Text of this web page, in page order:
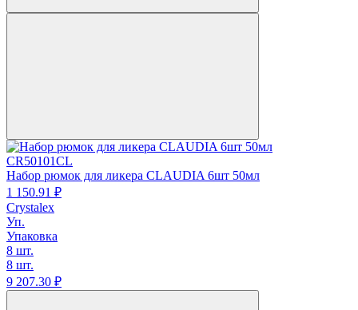
CR50101CL
Набор рюмок для ликера CLAUDIA 6шт 50мл
1 150.91 ₽
Crystalex
Уп.
Упаковка
8 шт.
8 шт.
9 207.30 ₽